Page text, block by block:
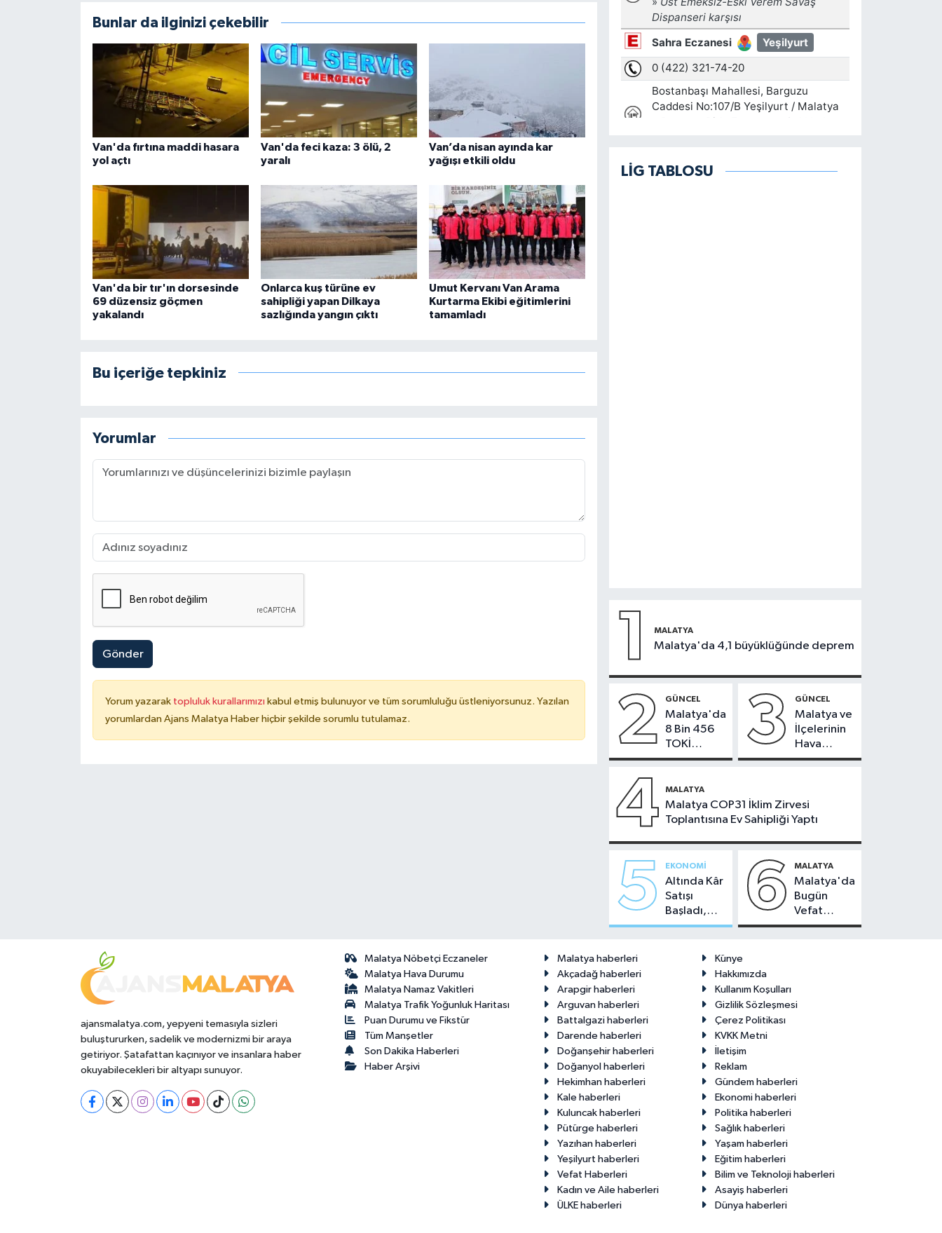
Bunlar da ilginizi çekebilir
Van'da fırtına maddi hasara
yol açtı
Van'da feci kaza: 3 ölü, 2
yaralı
Van’da nisan ayında kar
yağışı etkili oldu
Van'da bir tır'ın dorsesinde
69 düzensiz göçmen
yakalandı
Onlarca kuş türüne ev
sahipliği yapan Dilkaya
sazlığında yangın çıktı
Umut Kervanı Van Arama
Kurtarma Ekibi eğitimlerini
tamamladı
Bu içeriğe tepkiniz
Yorumlar
Gönder
Yorum yazarak topluluk kurallarımızı kabul etmiş bulunuyor ve tüm sorumluluğu üstleniyorsunuz. Yazılan
yorumlardan Ajans Malatya Haber hiçbir şekilde sorumlu tutulamaz.
LİG TABLOSU
1 MALATYA
Malatya'da 4,1 büyüklüğünde deprem
2 GÜNCEL
Malatya'da
8 Bin 456
TOKİ
Konutunun
Bugün
Çekiliyor
3 GÜNCEL
Malatya ve
İlçelerinin
Hava
Durumu -
2026
4 MALATYA
Malatya COP31 İklim Zirvesi
Toplantısına Ev Sahipliği Yaptı
5 EKONOMI
Altında Kâr
Satışı
Başladı,
Malatya'da
Durumda?
6 MALATYA
Malatya'da
Bugün
Vefat
Edenler -
ajansmalatya.com, yepyeni temasıyla sizleri
buluştururken, sadelik ve modernizmi bir araya
getiriyor. Şatafattan kaçınıyor ve insanlara haber
okuyabilecekleri bir altyapı sunuyor.
Malatya Nöbetçi Eczaneler
Malatya Hava Durumu
Malatya Namaz Vakitleri
Malatya Trafik Yoğunluk Haritası
Puan Durumu ve Fikstür
Tüm Manşetler
Son Dakika Haberleri
Haber Arşivi
Malatya haberleri
Künye
Akçadağ haberleri
Hakkımızda
Arapgir haberleri
Kullanım Koşulları
Arguvan haberleri
Gizlilik Sözleşmesi
Battalgazi haberleri
Çerez Politikası
Darende haberleri
KVKK Metni
Doğanşehir haberleri
İletişim
Doğanyol haberleri
Reklam
Hekimhan haberleri
Gündem haberleri
Kale haberleri
Ekonomi haberleri
Kuluncak haberleri
Politika haberleri
Pütürge haberleri
Sağlık haberleri
Yazıhan haberleri
Yaşam haberleri
Yeşilyurt haberleri
Eğitim haberleri
Vefat Haberleri
Bilim ve Teknoloji haberleri
Kadın ve Aile haberleri
Asayiş haberleri
ÜLKE haberleri
Dünya haberleri